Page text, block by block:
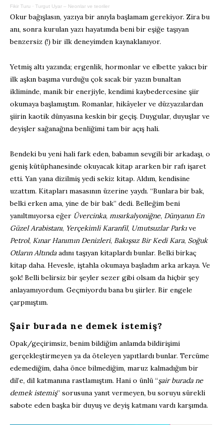
Fikir Turu · Turgut Uyar – Neonlar ve teoriler
Okur bağışlasın, yazıya bir anıyla başlamam gerekiyor. Zira bu
anı, sonra kurulan yazı hayatımda beni bir eşiğe taşıyan
benzersiz (!) bir ilk deneyimden kaynaklanıyor.
Yetmiş altı yazında; ergenlik, hormonlar ve elbette yakıcı bir
ilk aşkın başıma vurduğu çok sıcak bir yazın bunaltan
ikliminde, manik bir enerjiyle, kendimi kaybedercesine şiir
okumaya başlamıştım. Romanlar, hikâyeler ve düzyazılardan
şiirin kaotik dünyasına keskin bir geçiş. Duygular, duyuşlar ve
deyişler sağanağına benliğimi tam bir açış hali.
Bendeki bu yeni hali fark eden, babamın sevgili bir arkadaşı, o
geniş kütüphanesinde okuyacak kitap ararken bir rafı işaret
etti. Yan yana dizilmiş yedi sekiz kitap. Aldım, kendisine
uzattım. Kitapları masasının üzerine yaydı. “Bunlara bir bak,
belki erken ama, yine de bir bak” dedi. Belleğim beni
yanıltmıyorsa eğer Üvercinka, mısırkalyoniğne, Dünyanın En
Güzel Arabistanı, Yerçekimli Karanfil, Umutsuzlar Parkıve
Petrol, Kınar Hanımın Denizleri, Bakışsız Bir Kedi Kara, Soğuk
Otların Altındaadını taşıyan kitaplardı bunlar. Belki birkaç
kitap daha. Hevesle, iştahla okumaya başladım arka arkaya. Ve
şok! Belli belirsiz bir şeyler sezer gibi olsam da hiçbir şey
anlayamıyordum. Geçmiyordu bana bu şiirler. Bir engele
çarpmıştım.
Şair burada ne demek istemiş?
Opak/geçirimsiz, benim bildiğim anlamda bildirişimi
gerçekleştirmeyen ya da öteleyen yapıtlardı bunlar. Tercüme
edemediğim, daha önce bilmediğim, maruz kalmadığım bir
dil’e, dil katmanına rastlamıştım. Hani o ünlü “şair burada ne
demek istemiş” sorusuna yanıt vermeyen, bu soruyu sürekli
sabote eden başka bir duyuş ve deyiş katmanı vardı karşımda.